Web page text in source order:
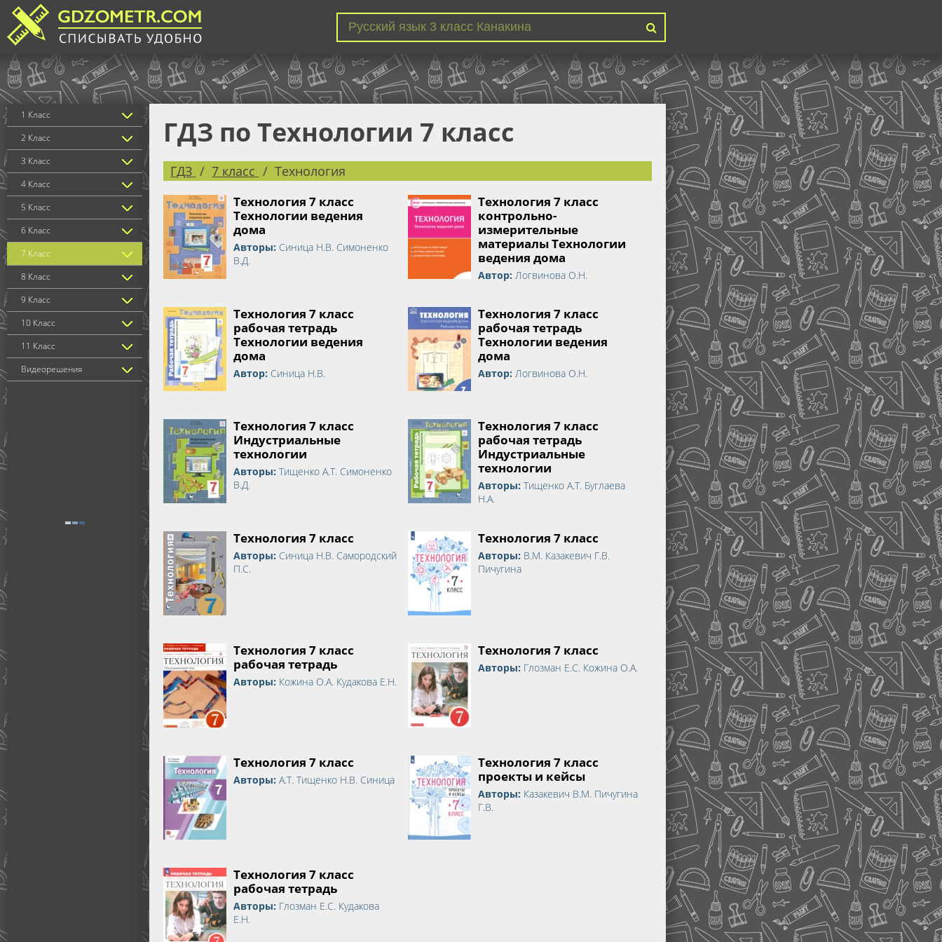
1 Класс
2 Класс
3 Класс
4 Класс
5 Класс
6 Класс
7 Класс
8 Класс
9 Класс
10 Класс
11 Класс
Видеорешения
ГДЗ по Технологии 7 класс
ГДЗ 7 класс Технология
Технология 7 класс
Технологии ведения
дома
Авторы: Синица Н.В. Симоненко
В.Д.
Технология 7 класс
контрольно-
измерительные
материалы Технологии
ведения дома
Автор: Логвинова О.Н.
Технология 7 класс
рабочая тетрадь
Технологии ведения
дома
Автор: Синица Н.В.
Технология 7 класс
рабочая тетрадь
Технологии ведения
дома
Автор: Логвинова О.Н.
Технология 7 класс
Индустриальные
технологии
Авторы:Тищенко А.Т. Симоненко
В.Д.
Технология 7 класс
рабочая тетрадь
Индустриальные
технологии
Авторы: Тищенко А.Т. Буглаева
Н.А.
Технология 7 класс
Авторы: Синица Н.В. Самородский
П.С.
Технология 7 класс
Авторы: В.М. Казакевич Г.В.
Пичугина
Технология 7 класс
рабочая тетрадь
Авторы: Кожина О.А. Кудакова Е.Н.
Технология 7 класс
Авторы: Глозман Е.С. Кожина О.А.
Технология 7 класс
Авторы:А.Т. Тищенко Н.В. Синица
Технология 7 класс
проекты и кейсы
Авторы: Казакевич В.М. Пичугина
Г.В.
Технология 7 класс
рабочая тетрадь
Авторы: Глозман Е.С. Кудакова
Е.Н.